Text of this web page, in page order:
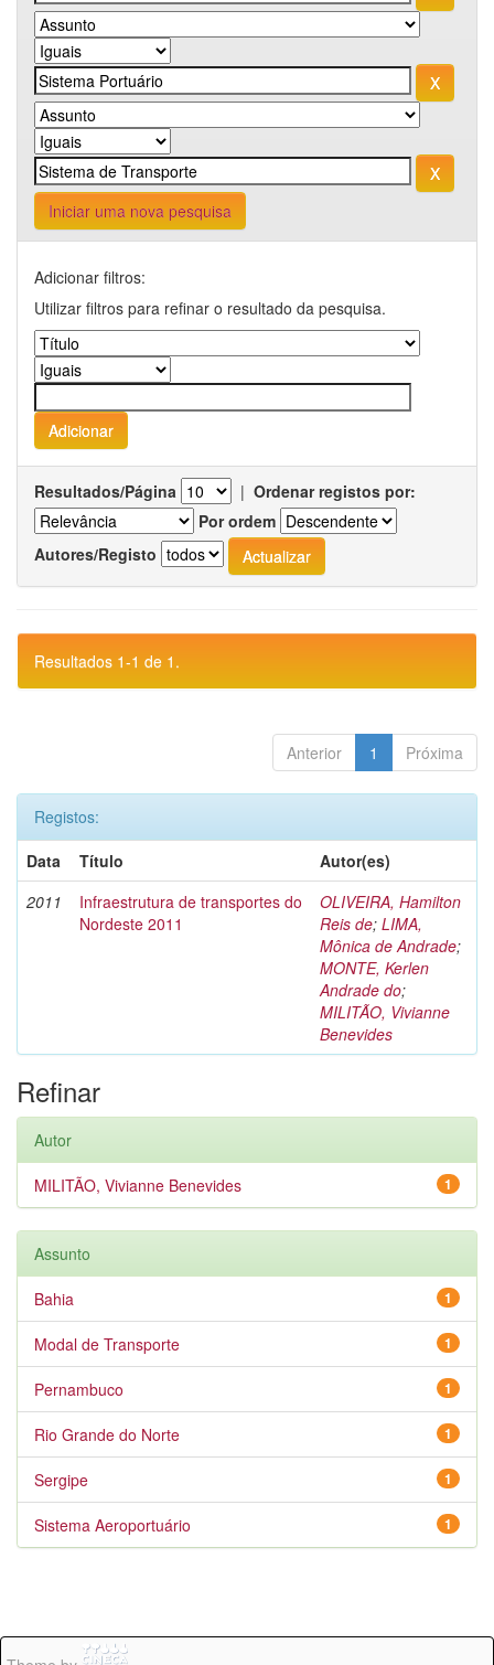
Iniciar uma nova pesquisa
Adicionar filtros:
Utilizar filtros para refinar o resultado da pesquisa.
Resultados/Página | Ordenar registos por:
Por ordem
Autores/Registo
Resultados 1-1 de 1.
Anterior 1 Próxima
Registos:
Data
Título
Autor(es)
2011
Infraestrutura de transportes do
Nordeste 2011
OLIVEIRA, Hamilton
Reis de; LIMA,
Mônica de Andrade;
MONTE, Kerlen
Andrade do;
MILITÃO, Vivianne
Benevides
Refinar
Autor
1
MILITÃO, Vivianne Benevides
Assunto
1
Bahia
1
Modal de Transporte
1
Pernambuco
1
Rio Grande do Norte
1
Sergipe
1
Sistema Aeroportuário